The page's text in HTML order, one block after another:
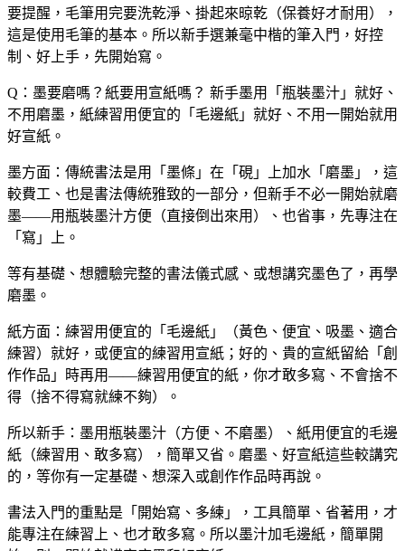
要提醒，毛筆用完要洗乾淨、掛起來晾乾（保養好才耐用），
這是使用毛筆的基本。所以新手選兼毫中楷的筆入門，好控
制、好上手，先開始寫。
Q：墨要磨嗎？紙要用宣紙嗎？ 新手墨用「瓶裝墨汁」就好、
不用磨墨，紙練習用便宜的「毛邊紙」就好、不用一開始就用
好宣紙。
墨方面：傳統書法是用「墨條」在「硯」上加水「磨墨」，這
較費工、也是書法傳統雅致的一部分，但新手不必一開始就磨
墨——用瓶裝墨汁方便（直接倒出來用）、也省事，先專注在
「寫」上。
等有基礎、想體驗完整的書法儀式感、或想講究墨色了，再學
磨墨。
紙方面：練習用便宜的「毛邊紙」（黃色、便宜、吸墨、適合
練習）就好，或便宜的練習用宣紙；好的、貴的宣紙留給「創
作作品」時再用——練習用便宜的紙，你才敢多寫、不會捨不
得（捨不得寫就練不夠）。
所以新手：墨用瓶裝墨汁（方便、不磨墨）、紙用便宜的毛邊
紙（練習用、敢多寫），簡單又省。磨墨、好宣紙這些較講究
的，等你有一定基礎、想深入或創作作品時再說。
書法入門的重點是「開始寫、多練」，工具簡單、省著用，才
能專注在練習上、也才敢多寫。所以墨汁加毛邊紙，簡單開